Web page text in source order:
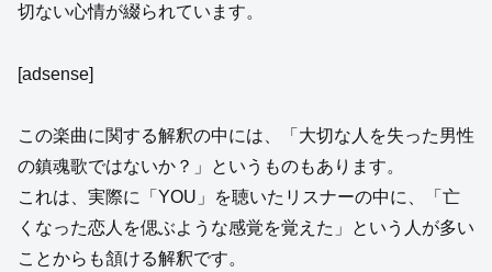
切ない心情が綴られています。
[adsense]
この楽曲に関する解釈の中には、「大切な人を失った男性
の鎮魂歌ではないか？」というものもあります。
これは、実際に「YOU」を聴いたリスナーの中に、「亡
くなった恋人を偲ぶような感覚を覚えた」という人が多い
ことからも頷ける解釈です。